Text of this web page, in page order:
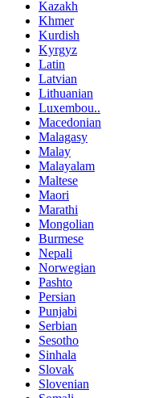
Kazakh
Khmer
Kurdish
Kyrgyz
Latin
Latvian
Lithuanian
Luxembou..
Macedonian
Malagasy
Malay
Malayalam
Maltese
Maori
Marathi
Mongolian
Burmese
Nepali
Norwegian
Pashto
Persian
Punjabi
Serbian
Sesotho
Sinhala
Slovak
Slovenian